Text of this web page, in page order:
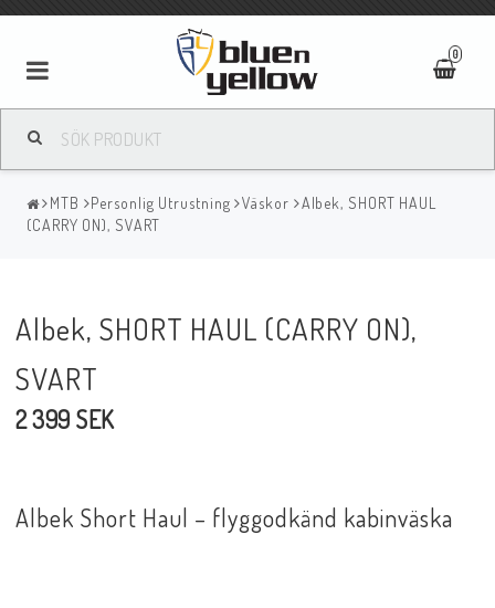
0
MTB Personlig Utrustning Väskor
Albek, SHORT HAUL
(CARRY ON), SVART
Albek, SHORT HAUL (CARRY ON),
SVART
2 399 SEK
Albek Short Haul – flyggodkänd kabinväska